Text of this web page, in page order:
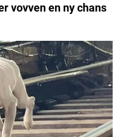
vovven en ny chans